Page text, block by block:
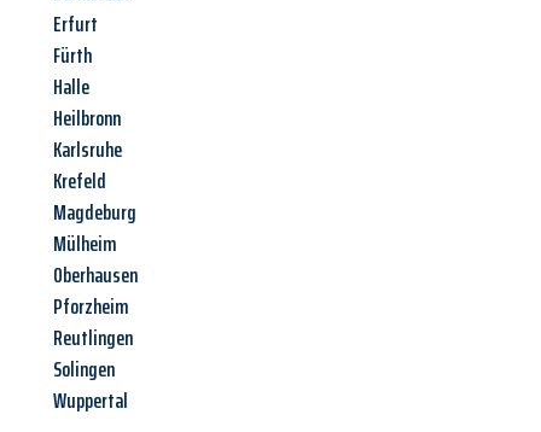
Erfurt
Fürth
Halle
Heilbronn
Karlsruhe
Krefeld
Magdeburg
Mülheim
Oberhausen
Pforzheim
Reutlingen
Solingen
Wuppertal